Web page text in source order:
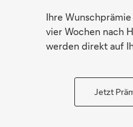
Ihre
vier Wochen nach
werden direkt auf
Jetzt